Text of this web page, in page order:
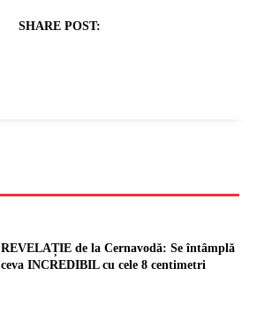
SHARE POST:
REVELAȚIE de la Cernavodă: Se întâmplă
ceva INCREDIBIL cu cele 8 centimetri